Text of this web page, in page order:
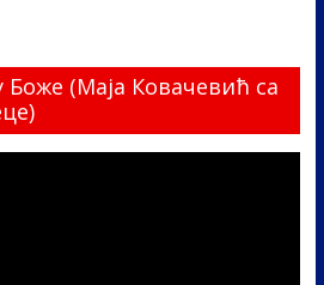
Боже (Маја Ковачевић са